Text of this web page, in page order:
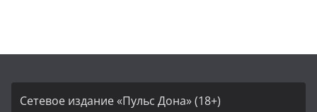
Сетевое издание «Пульс Дона» (18+)